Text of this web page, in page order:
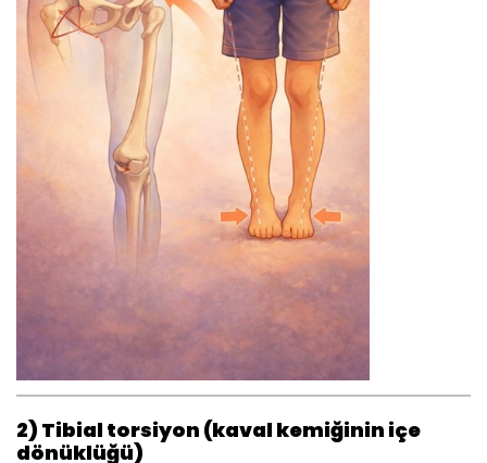
2) Tibial torsiyon (kaval kemiğinin içe
dönüklüğü)